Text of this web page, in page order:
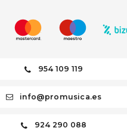
954 109 119
info@promusica.es
924 290 088